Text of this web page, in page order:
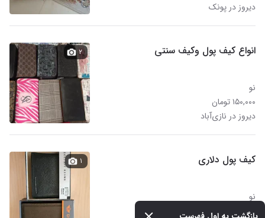
دیروز در پونک
انواع کیف پول وکیف سنتی
نو
۱۵۰,۰۰۰ تومان
دیروز در نازی‌آباد
۲
کیف پول دلاری
نو
۹,۰۰۰,۰۰۰ تومان
۱